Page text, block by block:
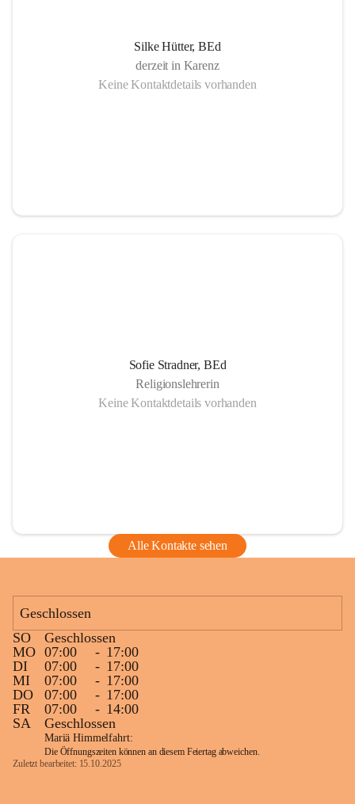
Silke Hütter, BEd
derzeit in Karenz
Keine Kontaktdetails vorhanden
Sofie Stradner, BEd
Religionslehrerin
Keine Kontaktdetails vorhanden
Alle Kontakte sehen
Geschlossen
SO
Geschlossen
MO 07:00 - 17:00
DI
07:00 - 17:00
MI
07:00 - 17:00
DO
07:00 - 17:00
FR
07:00 - 14:00
SA
Geschlossen
Mariä Himmelfahrt:
Die Öffnungszeiten können an diesem Feiertag abweichen.
Zuletzt bearbeitet: 15.10.2025